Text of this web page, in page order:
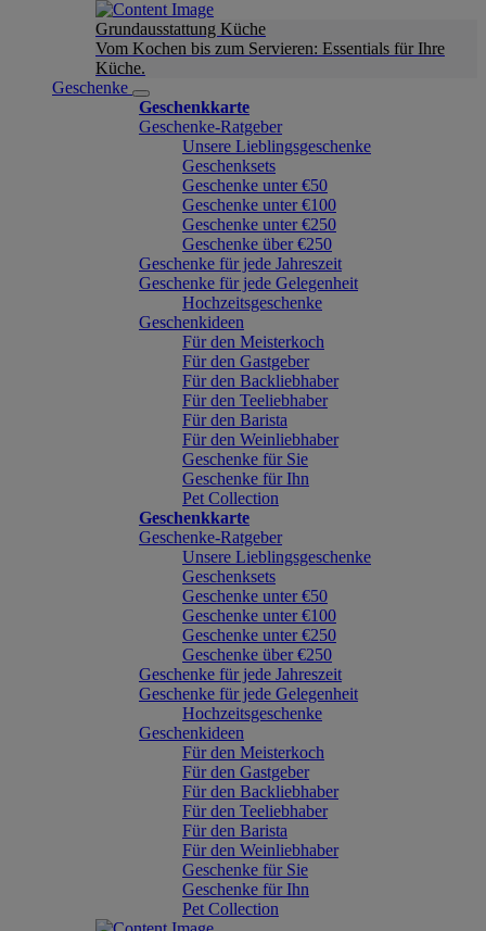
Grundausstattung Küche
Vom Kochen bis zum Servieren: Essentials für Ihre
Küche.
Geschenke
Geschenkkarte
Geschenke-Ratgeber
Unsere Lieblingsgeschenke
Geschenksets
Geschenke unter €50
Geschenke unter €100
Geschenke unter €250
Geschenke über €250
Geschenke für jede Jahreszeit
Geschenke für jede Gelegenheit
Hochzeitsgeschenke
Geschenkideen
Für den Meisterkoch
Für den Gastgeber
Für den Backliebhaber
Für den Teeliebhaber
Für den Barista
Für den Weinliebhaber
Geschenke für Sie
Geschenke für Ihn
Pet Collection
Geschenkkarte
Geschenke-Ratgeber
Unsere Lieblingsgeschenke
Geschenksets
Geschenke unter €50
Geschenke unter €100
Geschenke unter €250
Geschenke über €250
Geschenke für jede Jahreszeit
Geschenke für jede Gelegenheit
Hochzeitsgeschenke
Geschenkideen
Für den Meisterkoch
Für den Gastgeber
Für den Backliebhaber
Für den Teeliebhaber
Für den Barista
Für den Weinliebhaber
Geschenke für Sie
Geschenke für Ihn
Pet Collection